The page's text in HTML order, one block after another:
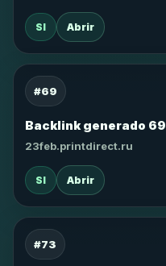
SI Abrir
#69
Backlink generado 69
23feb.printdirect.ru
SI Abrir
#73